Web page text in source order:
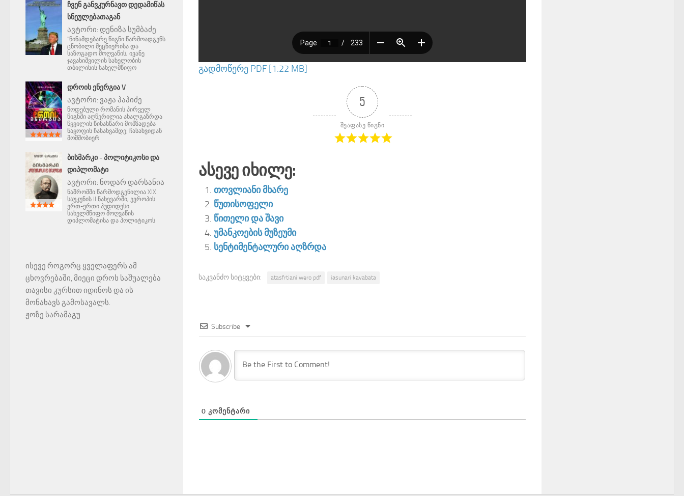
გადმოწერე PDF [1.22 MB]
5
შეაფასე წიგნი
Ასევე Იხილე:
თოვლიანი მხარე
წუთისოფელი
წითელი და შავი
უმანკოების მუზეუმი
სენტიმენტალური აღზრდა
საკვანძო სიტყვები: atasfrtiani wero pdf iasunari kavabata
Subscribe
0 ᲙᲝᲛᲔᲜᲢᲐᲠᲘ
ᲩᲕᲔᲜ ᲒᲐᲜᲕᲙᲣᲠᲜᲐᲕᲗ ᲓᲔᲓᲐᲛᲘᲬᲐᲡ
ᲡᲜᲔᲣᲚᲔᲑᲐᲗᲐᲒᲐᲜ
ავტორი: დენიზა სუმბაძე
"წინამდებარე წიგნი წარმოადგენს
ცნობილი მეცნიერისა და
საზოგადო მოღვაწის, ივანე
ჯავახიშვილის სახელობის
თბილისის სახელმწიფო
ᲓᲠᲝᲘᲡ ᲔᲜᲔᲠᲒᲘᲐ V
ავტორი: ვაჟა პაპიძე
წოდებული რომანის პირველ
წიგნში აღწერილია ახალგაზრდა
წყვილის წინასწარი მომზადება
ნაყოფის ჩასახვამდე; ჩასახვიდან
მომშობიერ
ᲑᲘᲡᲛᲐᲠᲙᲘ - ᲞᲝᲚᲘᲢᲘᲙᲝᲡᲘ ᲓᲐ
ᲓᲘᲞᲚᲝᲛᲐᲢᲘ
ავტორი: ნოდარ დარსანია
ნაშრომში წარმოდგენილია XIX
საუკუნის II ნახევარში, ევროპის
ერთ-ერთი პუდიდესი
სახელმწიფო მოღვაწის
დიპლომატისა და პოლიტიკოს
ისევე როგორც ყველაფერს ამ
ცხოვრებაში, მიეცი დროს საშუალება
თავისი კურსით იდინოს და ის
მონახავს გამოსავალს.
ჟოზე სარამაგუ